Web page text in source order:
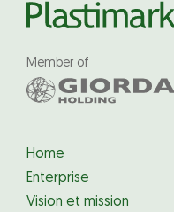
Member of
Home
Enterprise
Vision et mission